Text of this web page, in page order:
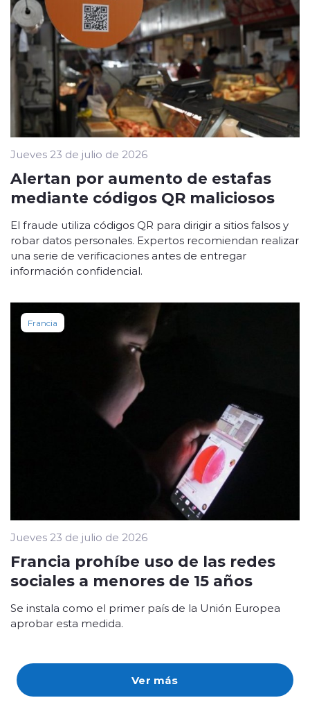
Ver más
Jueves 23 de julio de 2026
Alertan por aumento de estafas
mediante códigos QR maliciosos
El fraude utiliza códigos QR para dirigir a sitios falsos y
robar datos personales. Expertos recomiendan realizar
una serie de verificaciones antes de entregar
información confidencial.
Francia
Jueves 23 de julio de 2026
Francia prohíbe uso de las redes
sociales a menores de 15 años
Se instala como el primer país de la Unión Europea
aprobar esta medida.